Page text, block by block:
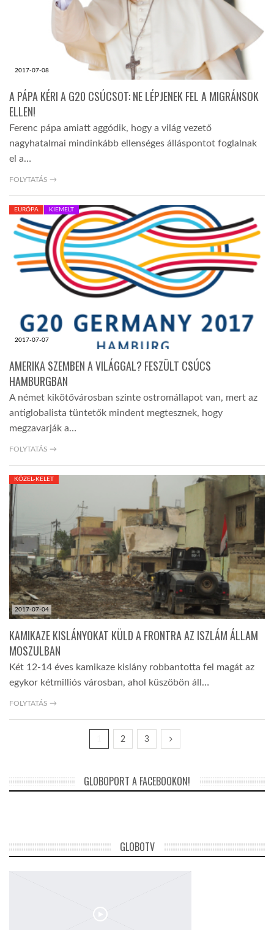
2017-07-08
A PÁPA KÉRI A G20 CSÚCSOT: NE LÉPJENEK FEL A MIGRÁNSOK
ELLEN!
Ferenc pápa amiatt aggódik, hogy a világ vezető
nagyhatalmai mindinkább ellenséges álláspontot foglalnak
el a…
FOLYTATÁS →
2017-07-07
EURÓPA KIEMELT
AMERIKA SZEMBEN A VILÁGGAL? FESZÜLT CSÚCS
HAMBURGBAN
A német kikötővárosban szinte ostromállapot van, mert az
antiglobalista tüntetők mindent megtesznek, hogy
megzavarják a…
FOLYTATÁS →
2017-07-04
KÖZEL-KELET
KAMIKAZE KISLÁNYOKAT KÜLD A FRONTRA AZ ISZLÁM ÁLLAM
MOSZULBAN
Két 12-14 éves kamikaze kislány robbantotta fel magát az
egykor kétmilliós városban, ahol küszöbön áll…
FOLYTATÁS →
2 3
GLOBOPORT A FACEBOOKON!
GLOBOTV